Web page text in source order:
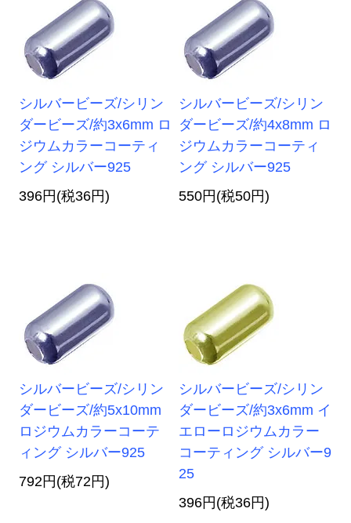
シルバービーズ/シリン
ダービーズ/約3x6mm ロ
ジウムカラーコーティ
ング シルバー925
396円(税36円)
シルバービーズ/シリン
ダービーズ/約4x8mm ロ
ジウムカラーコーティ
ング シルバー925
550円(税50円)
シルバービーズ/シリン
ダービーズ/約5x10mm
ロジウムカラーコーテ
ィング シルバー925
792円(税72円)
シルバービーズ/シリン
ダービーズ/約3x6mm イ
エローロジウムカラー
コーティング シルバー9
25
396円(税36円)